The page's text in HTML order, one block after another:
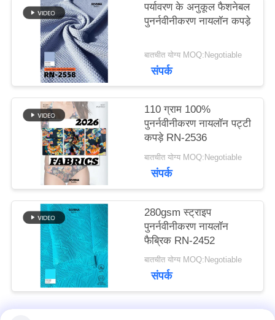
साइटमैप
PRIVACY
POLICY
पर्यावरण के अनुकूल फैशनेबल
पुनर्नवीनीकरण नायलॉन कपड़े
बातचीत योग्य MOQ:Negotiable
संपर्क
110 ग्राम 100%
पुनर्नवीनीकरण नायलॉन पट्टी
कपड़े RN-2536
बातचीत योग्य MOQ:Negotiable
संपर्क
280gsm स्ट्राइप
पुनर्नवीनीकरण नायलॉन
फैब्रिक RN-2452
बातचीत योग्य MOQ:Negotiable
संपर्क